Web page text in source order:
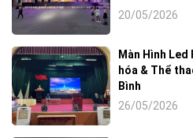
20/05/2026
Màn Hình
hóa & Thể
Bình
26/05/2026